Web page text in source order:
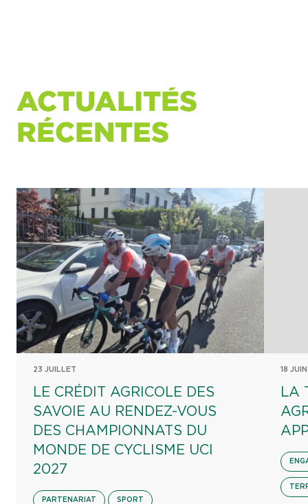
ACTUALITÉS
RÉCENTES
23 JUILLET
LE CRÉDIT AGRICOLE DES
SAVOIE AU RENDEZ-VOUS
DES CHAMPIONNATS DU
MONDE DE CYCLISME UCI
2027
PARTENARIAT SPORT
18 JUIN
LA